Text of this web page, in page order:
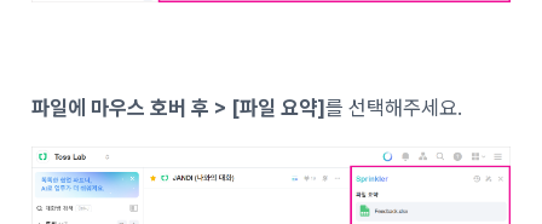
파일에 마우스 호버 후 > [파일 요약]를 선택해주세요.